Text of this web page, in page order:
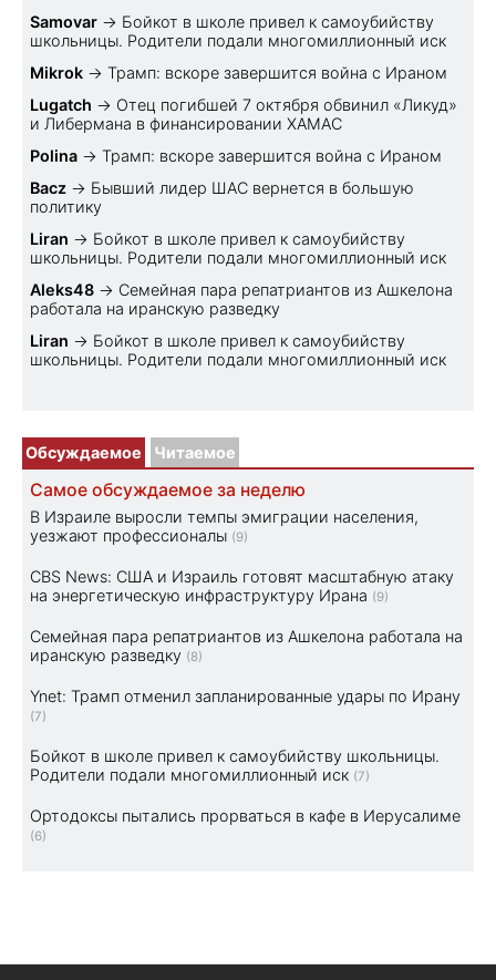
Samovar → Бойкот в школе привел к самоубийству
школьницы. Родители подали многомиллионный иск
Mikrok → Трамп: вскоре завершится война с Ираном
Lugatch → Отец погибшей 7 октября обвинил «Ликуд»
и Либермана в финансировании ХАМАС
Polina → Трамп: вскоре завершится война с Ираном
Bacz → Бывший лидер ШАС вернется в большую
политику
Liran → Бойкот в школе привел к самоубийству
школьницы. Родители подали многомиллионный иск
Aleks48 → Семейная пара репатриантов из Ашкелона
работала на иранскую разведку
Liran → Бойкот в школе привел к самоубийству
школьницы. Родители подали многомиллионный иск
Обсуждаемое Читаемое
Самое обсуждаемое за неделю
В Израиле выросли темпы эмиграции населения,
уезжают профессионалы (9)
CBS News: США и Израиль готовят масштабную атаку
на энергетическую инфраструктуру Ирана (9)
Семейная пара репатриантов из Ашкелона работала на
иранскую разведку (8)
Ynet: Трамп отменил запланированные удары по Ирану
(7)
Бойкот в школе привел к самоубийству школьницы.
Родители подали многомиллионный иск (7)
Ортодоксы пытались прорваться в кафе в Иерусалиме
(6)